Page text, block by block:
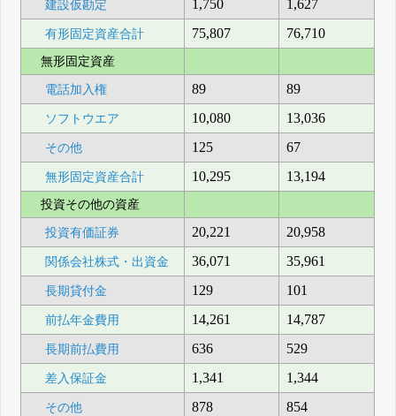
建設仮勘定 1,750 1,627
有形固定資産合計 75,807 76,710
無形固定資産
電話加入権 89 89
ソフトウエア 10,080 13,036
その他 125 67
無形固定資産合計 10,295 13,194
投資その他の資産
投資有価証券 20,221 20,958
関係会社株式・出資金 36,071 35,961
長期貸付金 129 101
前払年金費用 14,261 14,787
長期前払費用 636 529
差入保証金 1,341 1,344
その他 878 854